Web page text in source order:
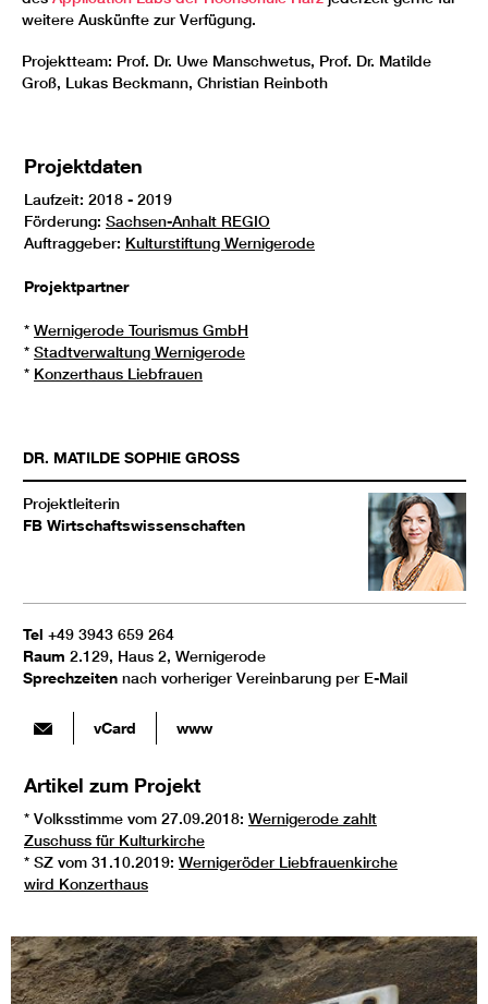
weitere Auskünfte zur Verfügung.
Projektteam: Prof. Dr. Uwe Manschwetus, Prof. Dr. Matilde
Groß, Lukas Beckmann, Christian Reinboth
Projektdaten
Laufzeit: 2018 - 2019
Förderung: Sachsen-Anhalt REGIO
Auftraggeber: Kulturstiftung Wernigerode
Projektpartner
* Wernigerode Tourismus GmbH
* Stadtverwaltung Wernigerode
* Konzerthaus Liebfrauen
DR. MATILDE SOPHIE GROSS
Projektleiterin
FB Wirtschaftswissenschaften
Tel +49 3943 659 264
Raum 2.129, Haus 2, Wernigerode
Sprechzeiten nach vorheriger Vereinbarung per E-Mail
vCard www
Artikel zum Projekt
* Volksstimme vom 27.09.2018: Wernigerode zahlt
Zuschuss für Kulturkirche
* SZ vom 31.10.2019: Wernigeröder Liebfrauenkirche
wird Konzerthaus